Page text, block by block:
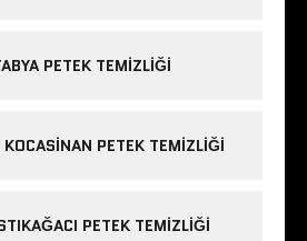
PETEK TEMIZLIĞI
KOCASINAN PETEK TEMIZLIĞI
PETEK TEMIZLIĞI